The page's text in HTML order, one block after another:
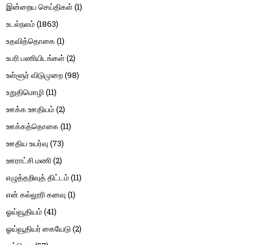
இன்றைய செய்திகள்(1)
உடல்நலம்(1863)
உதவித்தொகை(1)
உபரி பணியிடங்கள்(2)
உள்ளூர் விடுமுறை(98)
உறுதிமொழி(11)
ஊக்க ஊதியம்(2)
ஊக்கத்தொகை(11)
ஊதிய உயர்வு (73)
ஊராட்சி மணி(2)
எழுத்தறிவுத் திட்டம்(11)
என் கல்லூரி கனவு (1)
ஓய்வூதியம்(41)
ஓய்வூதியர் கையேடு(2)